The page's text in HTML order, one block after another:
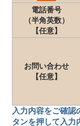
電話番号
（半角英数）
【任意】
お問い合わせ
【任意】
入力内容をご確認
タンを押して 入力